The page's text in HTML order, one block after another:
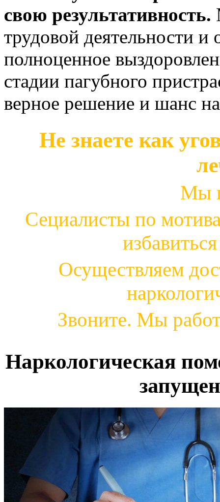
свою результативность.
трудовой деятельности
полноценное
стадии пагубного
верное решение и шанс
Не знаете как
Мы
Сециалисты по
Осуществляем
Звоните. Мы
Наркологическая